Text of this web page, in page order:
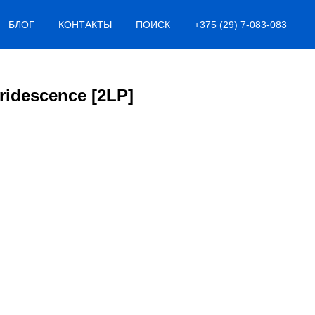
БЛОГ КОНТАКТЫ ПОИСК +375 (29) 7-083-083
[2LP]